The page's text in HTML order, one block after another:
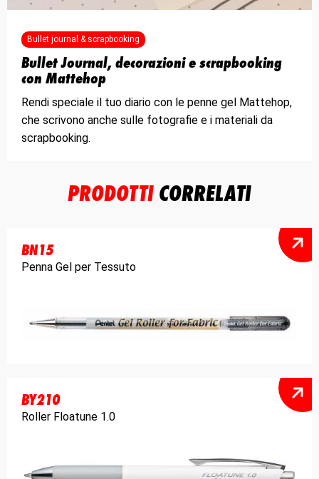
Bullet journal & scrapbooking
Bullet Journal, decorazioni e scrapbooking
con Mattehop
Rendi speciale il tuo diario con le penne gel Mattehop,
che scrivono anche sulle fotografie e i materiali da
scrapbooking.
PRODOTTICORRELATI
BN15
Penna Gel per Tessuto
BY210
Roller Floatune 1.0